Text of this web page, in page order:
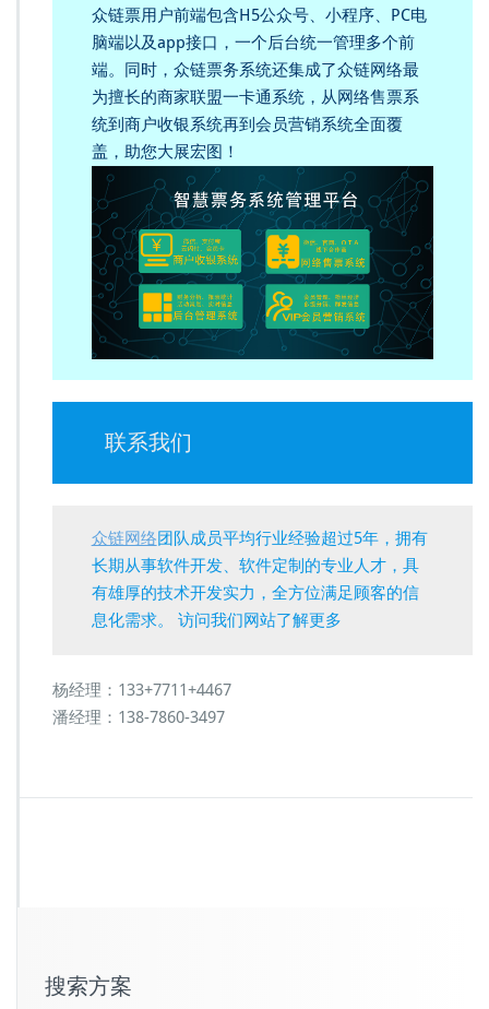
众链票用户前端包含H5公众号、小程序、PC电
脑端以及app接口，一个后台统一管理多个前
端。同时，众链票务系统还集成了众链网络最
为擅长的商家联盟一卡通系统，从网络售票系
统到商户收银系统再到会员营销系统全面覆
盖，助您大展宏图！
联系我们
众链网络团队成员平均行业经验超过5年，拥有
长期从事软件开发、软件定制的专业人才，具
有雄厚的技术开发实力，全方位满足顾客的信
息化需求。 访问我们网站了解更多
杨经理：133+7711+4467
潘经理：138-7860-3497
搜索方案